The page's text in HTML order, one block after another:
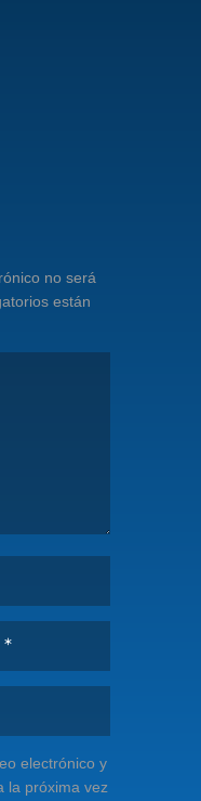
no será
están
electrónico y
la próxima vez